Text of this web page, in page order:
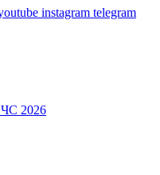
instagram telegram
2026